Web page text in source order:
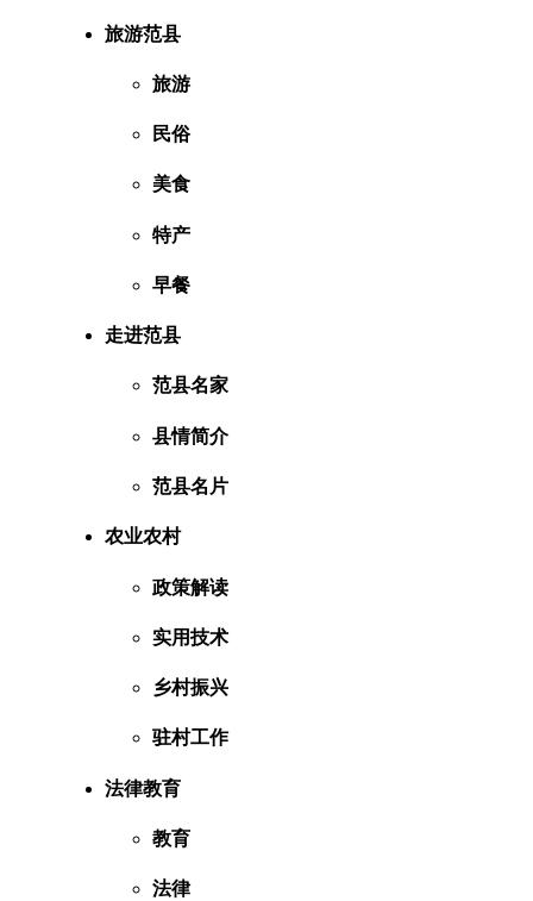
旅游范县
旅游
民俗
美食
特产
早餐
走进范县
范县名家
县情简介
范县名片
农业农村
政策解读
实用技术
乡村振兴
驻村工作
法律教育
教育
法律